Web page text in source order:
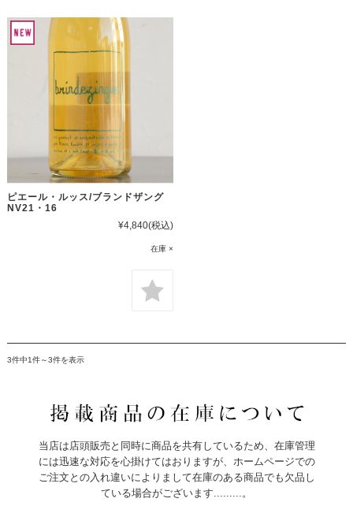
ピエール・ルッス/ブランドザング
NV21・16
¥4,840(税込)
在庫 ×
3件中1件～3件を表示
当店は店頭販売と同時に商品を共有しているため、在庫管理
には迅速な対応を心掛けてはおりますが、ホームページでの
ご注文との入れ違いによりまして在庫のある商品でも欠品し
ている場合がございます.........。